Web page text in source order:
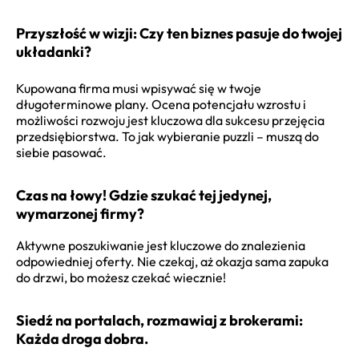
Przyszłość w wizji: Czy ten biznes pasuje do twojej
układanki?
Kupowana firma musi wpisywać się w twoje
długoterminowe plany. Ocena potencjału wzrostu i
możliwości rozwoju jest kluczowa dla sukcesu przejęcia
przedsiębiorstwa. To jak wybieranie puzzli – muszą do
siebie pasować.
Czas na łowy! Gdzie szukać tej jedynej,
wymarzonej firmy?
Aktywne poszukiwanie jest kluczowe do znalezienia
odpowiedniej oferty. Nie czekaj, aż okazja sama zapuka
do drzwi, bo możesz czekać wiecznie!
Siedź na portalach, rozmawiaj z brokerami:
Każda droga dobra.